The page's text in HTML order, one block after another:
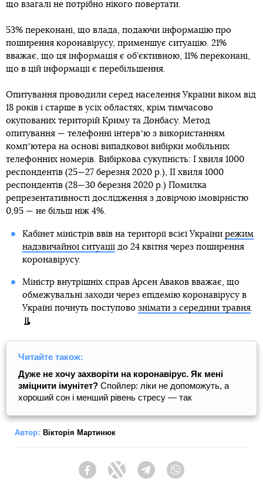
що взагалі не потрібно нікого повертати.
53% переконані, що влада, подаючи інформацію про
поширення коронавірусу, применшує ситуацію. 21%
вважає, що ця інформація є об’єктивною, 11% переконані,
що в цій інформації є перебільшення.
Опитування проводили серед населення України віком від
18 років і старше в усіх областях, крім тимчасово
окупованих територій Криму та Донбасу. Метод
опитування — телефонні інтервʼю з використанням
компʼютера на основі випадкової вибірки мобільних
телефонних номерів. Вибіркова сукупність: І хвиля 1000
респондентів (25—27 березня 2020 р.), ІІ хвиля 1000
респондентів (28—30 березня 2020 р.) Помилка
репрезентативності дослідження з довірчою імовірністю
0,95 — не більш ніж 4%.
Кабінет міністрів ввів на території всієї України режим
надзвичайної ситуаціїдо 24 квітня через поширення
коронавірусу.
Міністр внутрішніх справ Арсен Аваков вважає, що
обмежувальні заходи через епідемію коронавірусу в
Україні почнуть поступово знімати з середини травня.
Читайте також:
Дуже не хочу захворіти на коронавірус. Як мені
зміцнити імунітет? Спойлер: ліки не допоможуть, а
хороший сон і менший рівень стресу — так
Автор: Вікторія Мартинюк
FacebookTwitter Telegram